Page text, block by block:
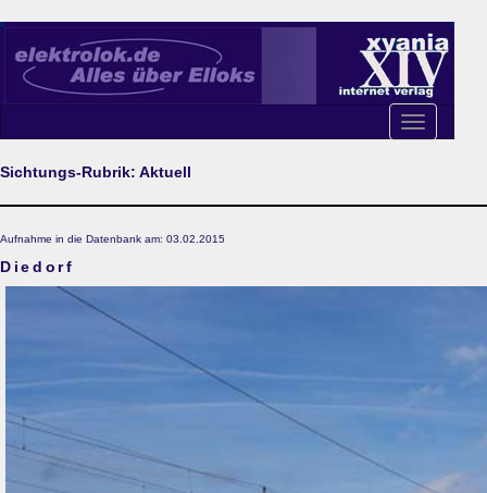
Toggle
navigation
Sichtungs-Rubrik: Aktuell
Aufnahme in die Datenbank am: 03.02.2015
Diedorf